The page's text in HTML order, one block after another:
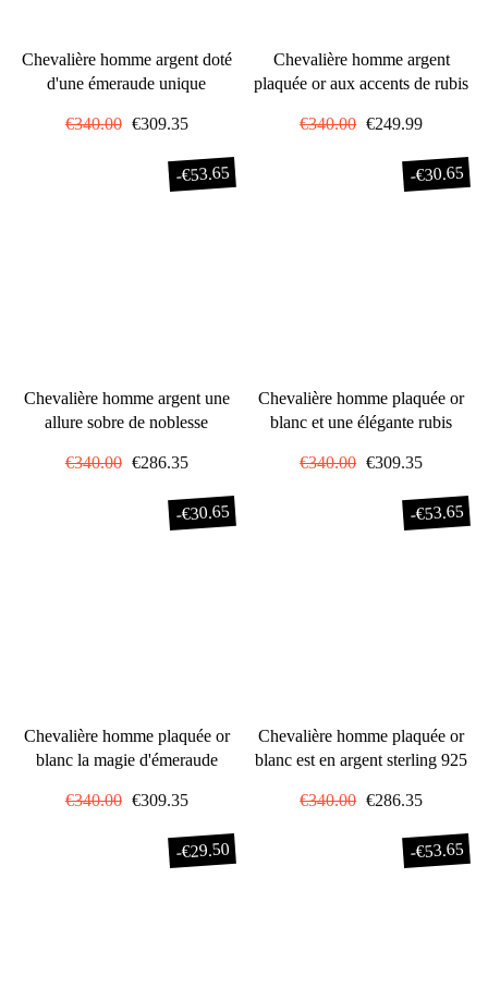
Chevalière homme argent doté
d'une émeraude unique
Prix
€340.00 Prix
€309.35
Chevalière homme argent
plaquée or aux accents de rubis
Prix
€340.00 Prix
€249.99
-€53.65
Chevalière homme argent une
allure sobre de noblesse
Prix
€340.00 Prix
€286.35
-€30.65
Chevalière homme plaquée or
blanc et une élégante rubis
Prix
€340.00 Prix
€309.35
-€30.65
Chevalière homme plaquée or
blanc la magie d'émeraude
Prix
€340.00 Prix
€309.35
-€53.65
Chevalière homme plaquée or
blanc est en argent sterling 925
Prix
€340.00 Prix
€286.35
-€29.50 -€53.65